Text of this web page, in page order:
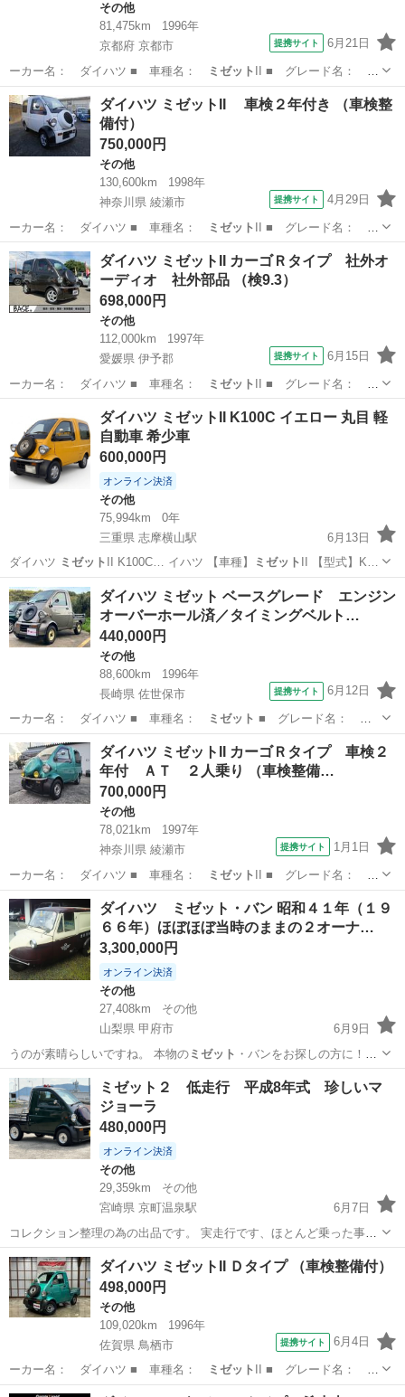
その他
81,475km
1996年
京都府 京都市
提携サイト 6月21日
ーカー名： ダイハツ ■ 車種名： ミゼット
II ■ グレード名： Ｄ
タイプ ４…
京都 京都市 その他
ダイハツ ミゼットII 車検２年付き （車検整
備付）
750,000円
その他
130,600km
1998年
神奈川県 綾瀬市
提携サイト 4月29日
ーカー名： ダイハツ ■ 車種名： ミゼット
II ■ グレード名：
車検２年付…
神奈川 綾瀬市 その他
ダイハツ ミゼットII カーゴＲタイプ 社外オ
ーディオ 社外部品 （検9.3）
698,000円
その他
112,000km
1997年
愛媛県 伊予郡
提携サイト 6月15日
ーカー名： ダイハツ ■ 車種名： ミゼット II ■ グレード名： カ
ーゴＲタイ…
その他
ダイハツ ミゼットII K100C イエロー 丸目 軽
自動車 希少車
600,000円
オンライン決済
その他
75,994km
0年
三重県 志摩横山駅
6月13日
ダイハツ ミゼット II K100C… イハツ 【車種】 ミゼット II 【型式】K…
三重 志摩市 志摩横山駅 その他
ダイハツ ミゼット ベースグレード エンジン
オーバーホール済／タイミングベルト…
440,000円
その他
88,600km
1996年
長崎県 佐世保市
提携サイト 6月12日
ーカー名： ダイハツ ■ 車種名： ミゼット ■ グレード名： ベ
ースグレード …
長崎 佐世保市
ダイハツ ミゼットII カーゴＲタイプ 車検２
年付 ＡＴ ２人乗り （車検整備…
700,000円
その他
78,021km
1997年
神奈川県 綾瀬市
提携サイト 1月1日
ーカー名： ダイハツ ■ 車種名： ミゼット
II ■ グレード名： カ
ーゴＲタイ…
神奈川 綾瀬市 その他
ダイハツ ミゼット・バン 昭和４１年（１９
６６年）ほぼほぼ当時のままの２オーナ…
3,300,000円
オンライン決済
その他
27,408km
その他
山梨県 甲府市
6月9日
うのが素晴らしいですね。 本物のミゼット ・バンをお探しの方に！！
是非、現車を…
山梨 甲府市 その他 車両
ミゼット２ 低走行 平成8年式 珍しいマ
ジョーラ
480,000円
オンライン決済
その他
29,359km
その他
宮崎県 京町温泉駅
6月7日
コレクション整理の為の出品です。 実走行です、ほとんど乗った事は
なく購入後コツコツと手を入れてきました。マーク１フロント10イン
チリヤ13インチ、とにかく目を引くのはマジョーラカラーです。通常
は緑っぽく見えますが太陽光と角...
宮崎 えびの市 京町温泉駅 その他 マジョーラ
ダイハツ ミゼットII Ｄタイプ （車検整備付）
498,000円
その他
109,020km
1996年
佐賀県 鳥栖市
提携サイト 6月4日
ーカー名： ダイハツ ■ 車種名： ミゼット
II ■ グレード名： Ｄ
タイプ ■…
佐賀 鳥栖市 その他